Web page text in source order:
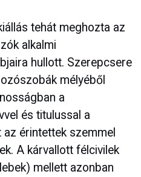
tehát meghozta az
alkalmi
hullott. Szerepcsere
mélyéből
a
és titulussal a
érintettek szemmel
A kárvallott félcivilek
mellett azonban